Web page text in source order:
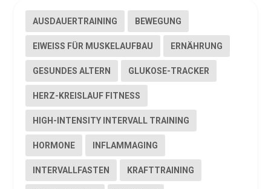
AUSDAUERTRAINING BEWEGUNG
EIWEISS FÜR MUSKELAUFBAU ERNÄHRUNG
GESUNDES ALTERN GLUKOSE-TRACKER
HERZ-KREISLAUF FITNESS
HIGH-INTENSITY INTERVALL TRAINING
HORMONE INFLAMMAGING
INTERVALLFASTEN KRAFTTRAINING